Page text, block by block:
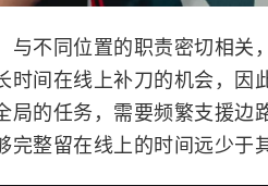
与不同位置的职责密切相关
时间在线上补刀的机会，因
局的任务，需要频繁支援边
完整留在线上的时间远少于